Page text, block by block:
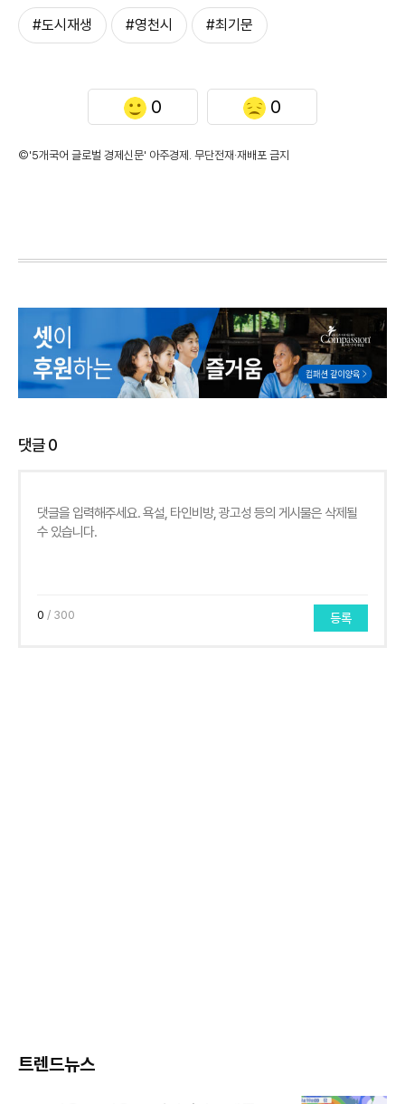
#도시재생 #영천시 #최기문
0 0
©'5개국어 글로벌 경제신문' 아주경제. 무단전재·재배포 금지
댓글0
0 / 300 등록
트렌드뉴스